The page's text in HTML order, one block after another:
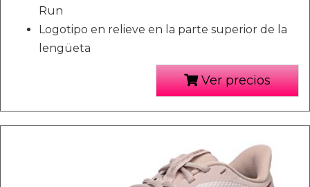
Run
Logotipo en relieve en la parte superior de la
lengüeta
Ver precios